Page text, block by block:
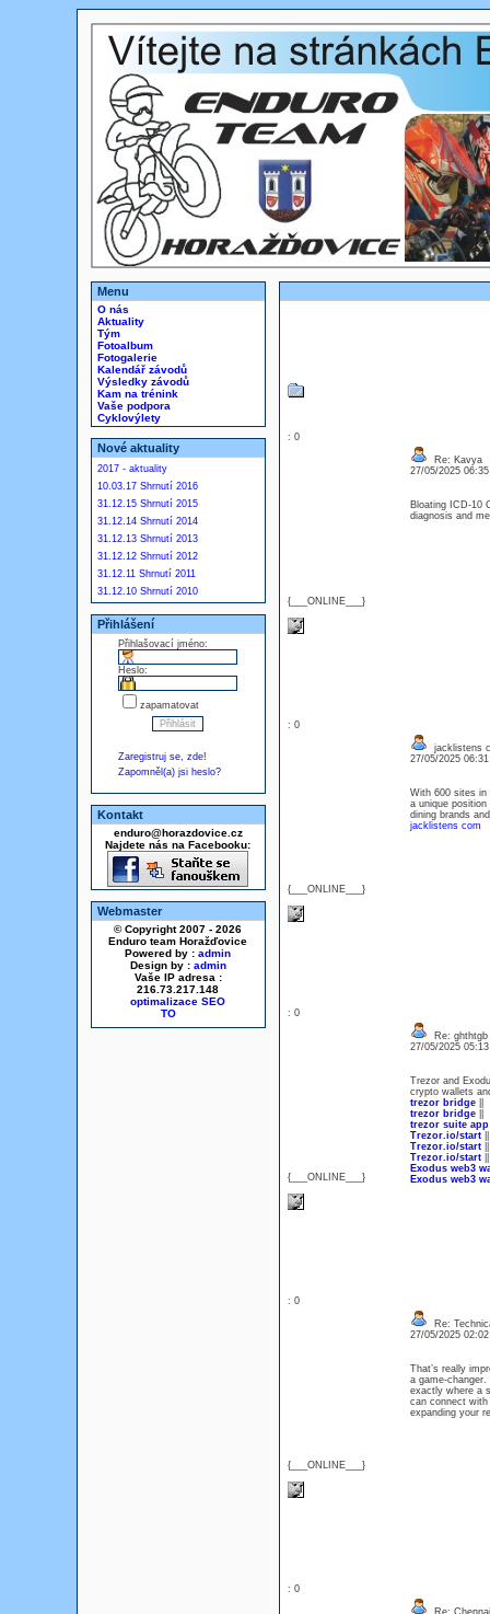
Menu
O nás
Aktuality
Tým
Fotoalbum
Fotogalerie
Kalendář závodů
Výsledky závodů
Kam na trénink
Vaše podpora
Cyklovýlety
Nové aktuality
2017 - aktuality
10.03.17 Shrnutí 2016
31.12.15 Shrnutí 2015
31.12.14 Shrnutí 2014
31.12.13 Shrnutí 2013
31.12.12 Shrnutí 2012
31.12.11 Shrnutí 2011
31.12.10 Shrnutí 2010
Přihlášení
Přihlašovací jméno:
Heslo:
zapamatovat
Zaregistruj se, zde!
Zapomněl(a) jsi heslo?
Kontakt
enduro@horazdovice.cz
Najdete nás na Facebooku:
Webmaster
© Copyright 2007 - 2026
Enduro team Horažďovice
Powered by : admin
Design by : admin
Vaše IP adresa :
216.73.217.148
optimalizace SEO
: 0
{___ONLINE___}
Re: Kavya
27/05/2025
Bloating ICD-10
diagnosis and
: 0
{___ONLINE___}
jacklistens
27/05/2025
With 600 sites in
a unique
dining brands
jacklistens com
: 0
{___ONLINE___}
Re: ghthtgb
27/05/2025
Trezor and
crypto wallets
trezor bridge||
trezor bridge||
trezor suite app
Trezor.io/start||
Trezor.io/start||
Trezor.io/start||
Exodus web3
Exodus web3
: 0
{___ONLINE___}
Re:
27/05/2025
That’s really
a game-
exactly where a
can connect
expanding your
: 0
Re: